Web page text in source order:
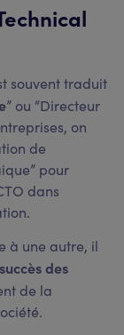
souvent traduit
” ou “Directeur
on
de
pour
dans
à une autre, il
des
de la